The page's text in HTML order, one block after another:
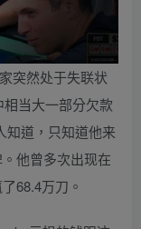
突然处于失联状
当大一部分欠款
知道，只知道他来
他曾多次出现在
68.4万刀。